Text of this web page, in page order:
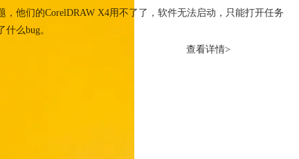
他们的CorelDRAW X4用不了了，软件无法启动，只能打开任务
么bug。
查看详情>